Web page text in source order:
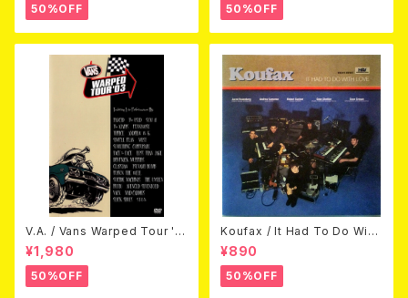
50%OFF 50%OFF
V.A. / Vans Warped Tour '0
3 (DVD)
¥1,980
50%OFF
Koufax / It Had To Do With
Love (CD)
¥890
50%OFF